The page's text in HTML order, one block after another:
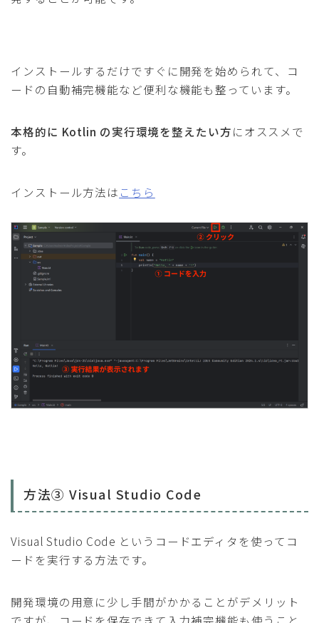
インストールするだけですぐに開発を始められて、コ
ードの自動補完機能など便利な機能も整っています。
本格的に Kotlin の実行環境を整えたい方にオススメで
す。
インストール方法は こちら
方法③ Visual Studio Code
Visual Studio Code というコードエディタを使ってコ
ードを実行する方法です。
開発環境の用意に少し手間がかかることがデメリット